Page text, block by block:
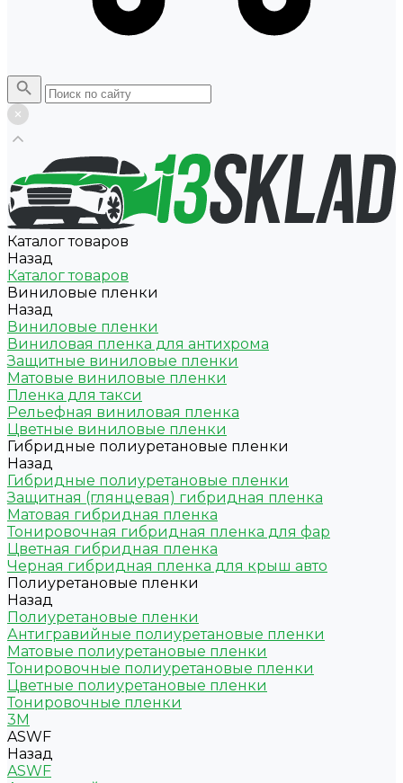
Каталог товаров
Назад
Каталог товаров
Виниловые пленки
Назад
Виниловые пленки
Виниловая пленка для антихрома
Защитные виниловые пленки
Матовые виниловые пленки
Пленка для такси
Рельефная виниловая пленка
Цветные виниловые пленки
Гибридные полиуретановые пленки
Назад
Гибридные полиуретановые пленки
Защитная (глянцевая) гибридная пленка
Матовая гибридная пленка
Тонировочная гибридная пленка для фар
Цветная гибридная пленка
Черная гибридная пленка для крыш авто
Полиуретановые пленки
Назад
Полиуретановые пленки
Антигравийные полиуретановые пленки
Матовые полиуретановые пленки
Тонировочные полиуретановые пленки
Цветные полиуретановые пленки
Тонировочные пленки
3M
ASWF
Назад
ASWF